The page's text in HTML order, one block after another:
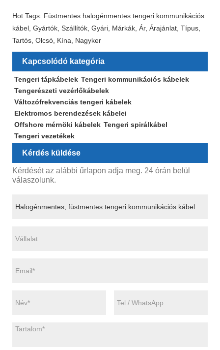
Hot Tags: Füstmentes halogénmentes tengeri kommunikációs
kábel, Gyártók, Szállítók, Gyári, Márkák, Ár, Árajánlat, Típus,
Tartós, Olcsó, Kína, Nagyker
Kapcsolódó kategória
Tengeri tápkábelek Tengeri kommunikációs kábelek
Tengerészeti vezérlőkábelek
Változófrekvenciás tengeri kábelek
Elektromos berendezések kábelei
Offshore mérnöki kábelek Tengeri spirálkábel
Tengeri vezetékek
Kérdés küldése
Kérdését az alábbi űrlapon adja meg. 24 órán belül
válaszolunk.